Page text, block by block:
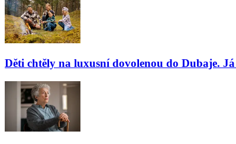
Děti chtěly na luxusní dovolenou do Dubaje.